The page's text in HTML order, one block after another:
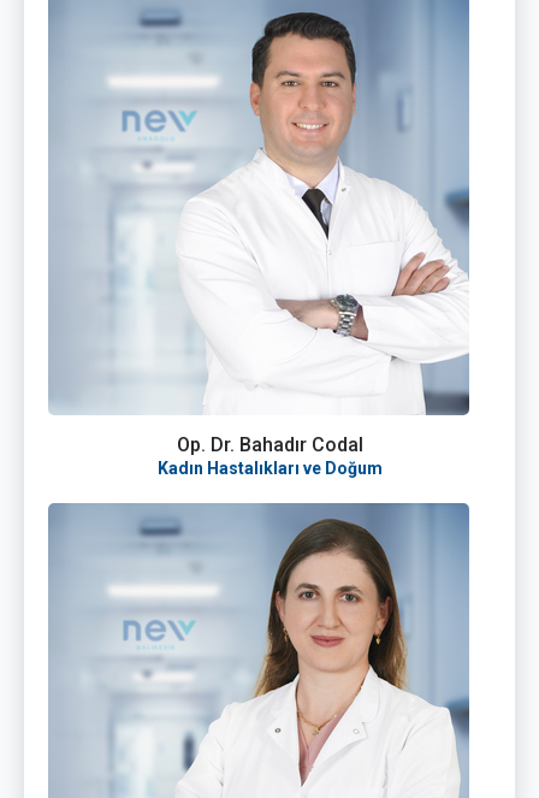
Op. Dr. Bahadır Codal
Kadın Hastalıkları ve Doğum